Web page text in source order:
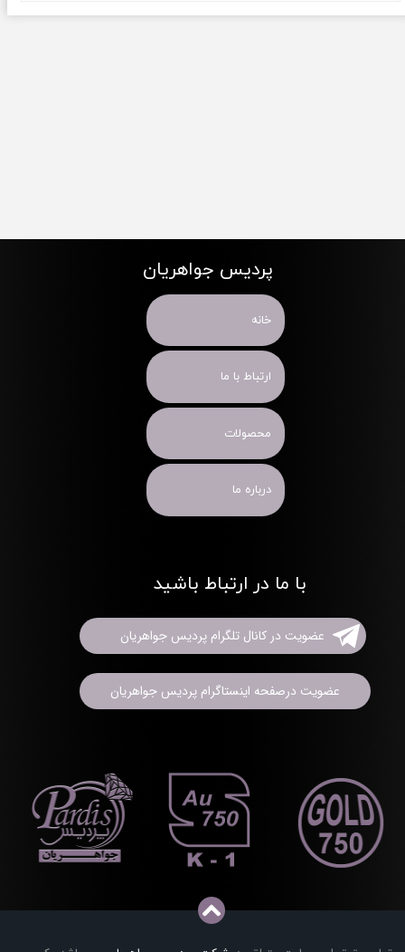
پردیس جواهریان
خانه
ارتباط با ما
محصولات
درباره ما
با ما در ارتباط باشید
عضویت در کانال تلگرام پردیس جواهریان
عضویت درصفحه اینستاگرام پردیس جواهریان